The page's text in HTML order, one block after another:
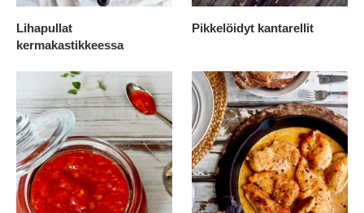
Lihapullat
kermakastikkeessa
Pikkelöidyt kantarellit